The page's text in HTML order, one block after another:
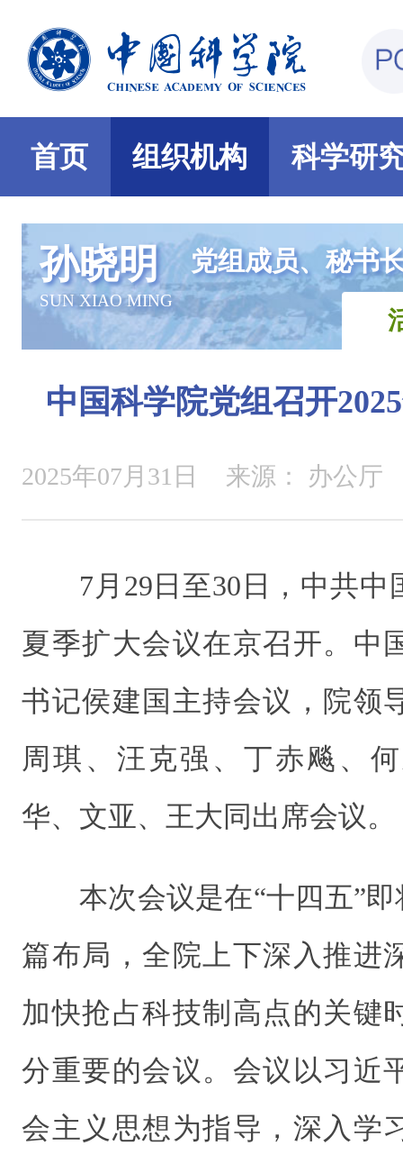
首页 组织机构 科学研
孙晓明
SUN XIAO MING
党组成员、秘书
中国科学院党组召开
2025年07月31日 来源： 办公厅
7月29日至30日，中共中
夏季扩大会议在京召开。中
书记侯建国主持会议，院领
周琪、汪克强、丁赤飚、
华、文亚、王大同出席会议。
本次会议是在“十四五”
篇布局，全院上下深入推进
加快抢占科技制高点的关键
分重要的会议。会议以习近
会主义思想为指导，深入学